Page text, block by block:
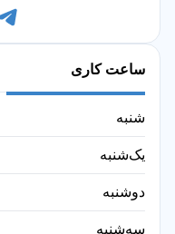
ساعت کاری
شنبه
یک‌شنبه
دوشنبه
سه‌شنبه